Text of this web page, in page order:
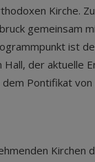
Kirche.
gemeinsam
ist
der aktuelle
Pontifikat von
Kirchen